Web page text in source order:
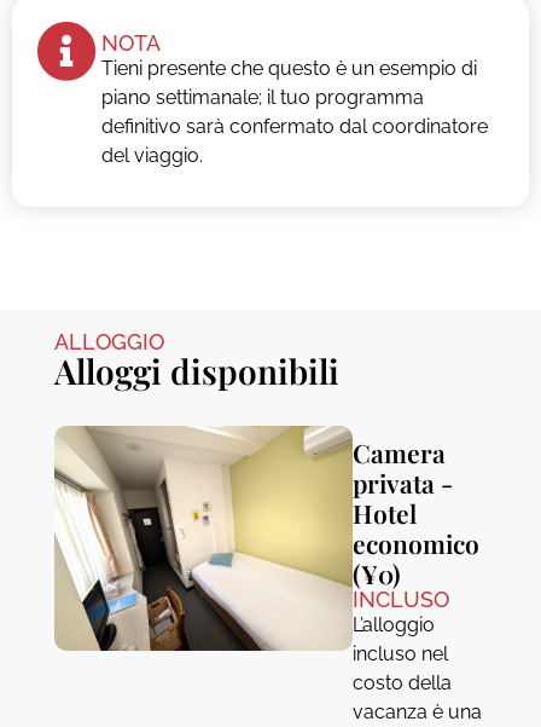
NOTA
Tieni presente che questo è un esempio di
piano settimanale; il tuo programma
definitivo sarà confermato dal coordinatore
del viaggio.
ALLOGGIO
Alloggi disponibili
Camera
privata -
Hotel
economico
(¥0)
INCLUSO
L’alloggio
incluso nel
costo della
vacanza è una